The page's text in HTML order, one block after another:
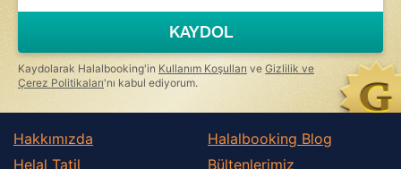
ignore
this
field
KAYDOL
Kaydolarak Halalbooking'in Kullanım Koşulları ve Gizlilik ve
Çerez Politikaları'nı kabul ediyorum.
Hakkımızda
Helal Tatil
Halalbooking Blog
Bültenlerimiz